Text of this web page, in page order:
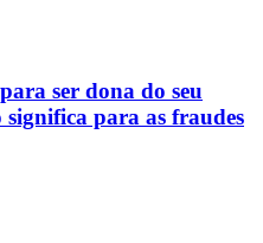
ser dona do seu
para as fraudes